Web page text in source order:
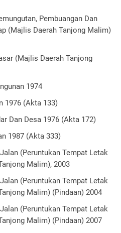
Pembuangan Dan
(Majlis Daerah Tanjong Malim)
(Majlis Daerah Tanjong
1974
1976 (Akta 133)
Dan Desa 1976 (Akta 172)
1987 (Akta 333)
(Peruntukan Tempat Letak
Malim), 2003
(Peruntukan Tempat Letak
Malim) (Pindaan) 2004
(Peruntukan Tempat Letak
Malim) (Pindaan) 2007